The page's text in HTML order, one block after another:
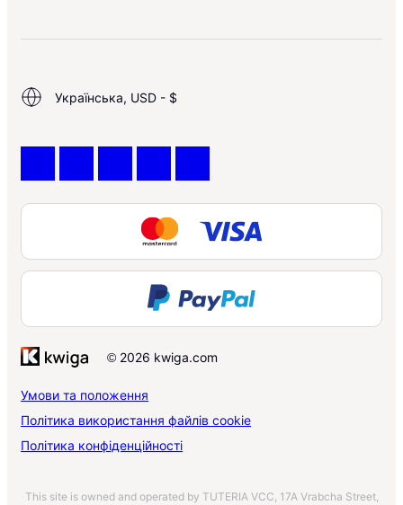
Українська, USD - $
© 2026 kwiga.com
Умови та положення
Політика використання файлів cookie
Політика конфіденційності
This site is owned and operated by TUTERIA VCC, 17A Vrabcha Street,